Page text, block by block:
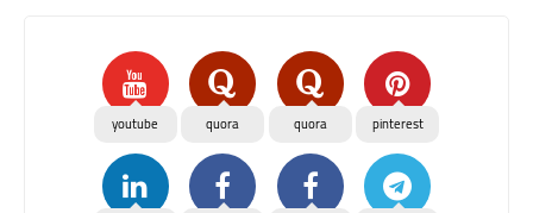
pinterest
quora
quora
youtube